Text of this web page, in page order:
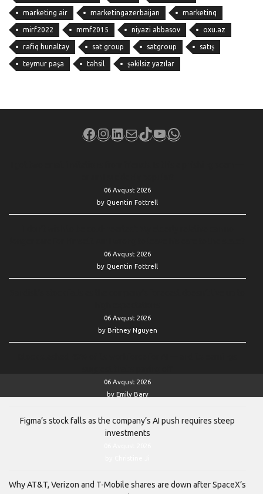
marketing air marketingazerbaijan marketinq
mirf2022 mmf2015 niyazi abbasov oxu.az
rafiq hunaltay sat group satgroup satış
teymur paşa təhsil şəkilsiz yazılar
Facebook
Instagram
LinkedIn
MailTikTok
YouTube
WhatsApp
06 Avqust 2026
by Quentin Fottrell
06 Avqust 2026
by Quentin Fottrell
06 Avqust 2026
by Britney Nguyen
06 Avqust 2026
by Emily Bary
Figma’s stock falls as the company’s AI push requires steep
investments
Why AT&T, Verizon and T-Mobile shares are down after SpaceX’s